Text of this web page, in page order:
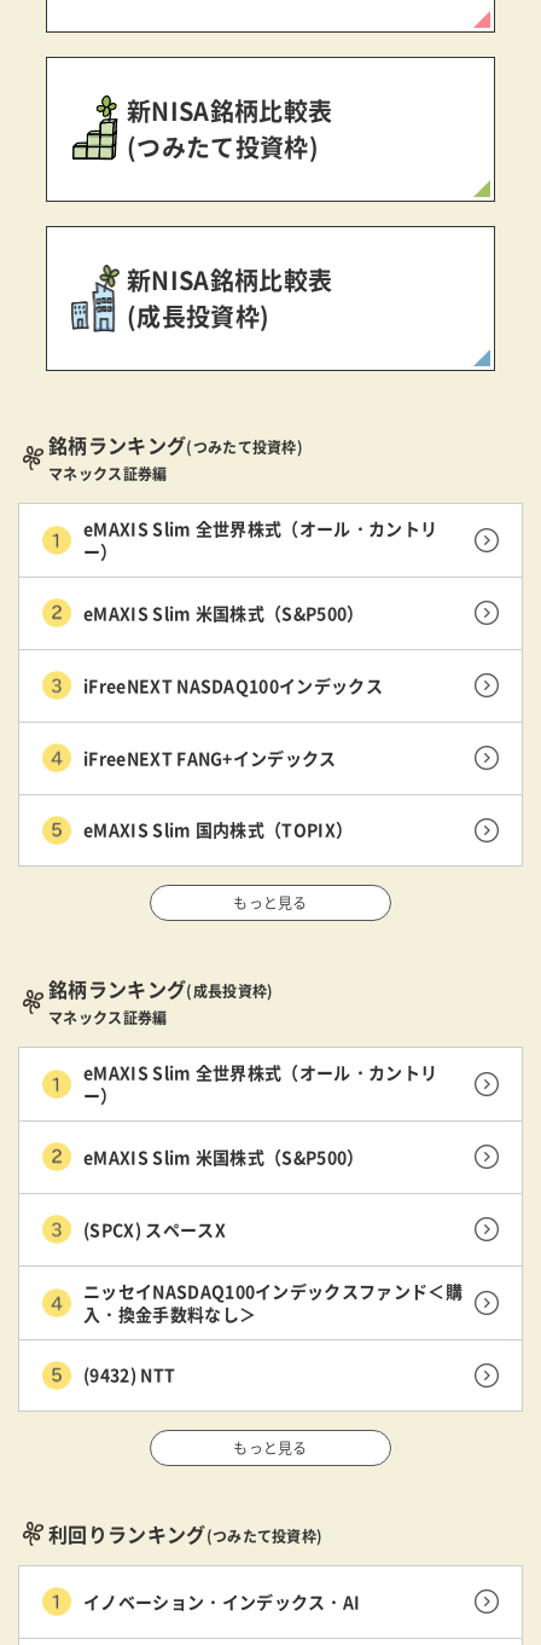
新NISA銘柄比較表
(つみたて投資枠)
新NISA銘柄比較表
(成長投資枠)
銘柄ランキング(つみたて投資枠)
マネックス証券編
eMAXIS Slim 全世界株式（オール・カントリ
ー）
eMAXIS Slim 米国株式（S&P500）
iFreeNEXT NASDAQ100インデックス
iFreeNEXT FANG+インデックス
eMAXIS Slim 国内株式（TOPIX）
もっと見る
銘柄ランキング(成長投資枠)
マネックス証券編
eMAXIS Slim 全世界株式（オール・カントリ
ー）
eMAXIS Slim 米国株式（S&P500）
(SPCX) スペースX
ニッセイNASDAQ100インデックスファンド＜購
入・換金手数料なし＞
(9432) NTT
もっと見る
利回りランキング(つみたて投資枠)
イノベーション・インデックス・AI